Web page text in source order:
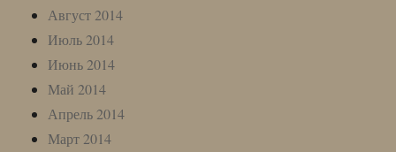
Август 2014
Июль 2014
Июнь 2014
Май 2014
Апрель 2014
Март 2014